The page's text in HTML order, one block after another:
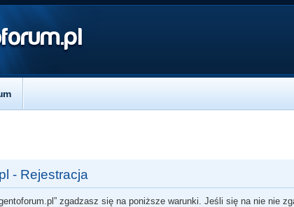
- Rejestracja
zgadzasz się na poniższe warunki. Jeśli się na nie nie